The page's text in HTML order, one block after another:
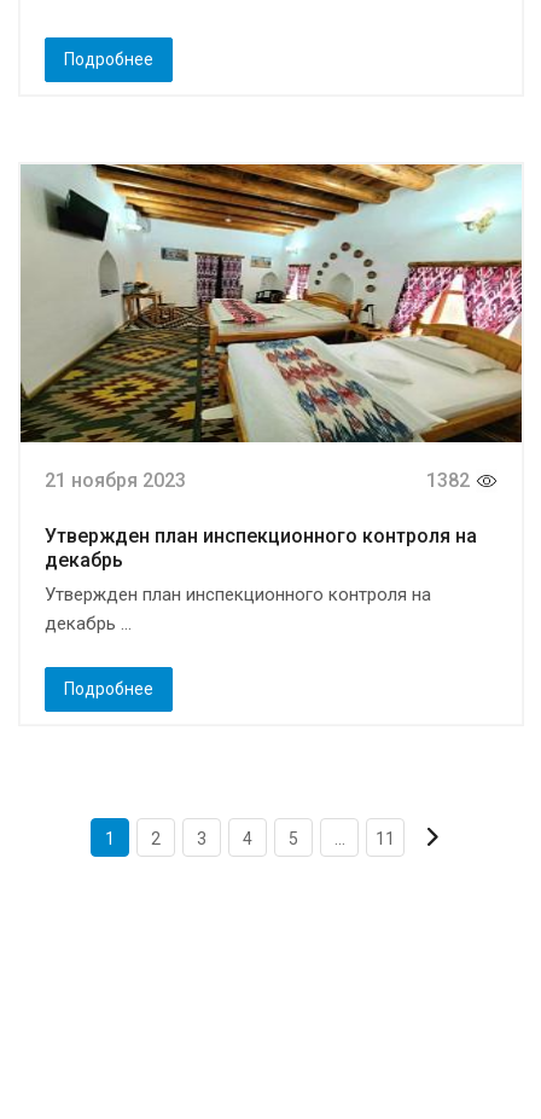
Подробнее
21 ноября 2023 1382
Утвержден плaн инспекционного контроля на
декабрь
Утвержден план инспекционного контроля на
декабрь ...
Подробнее
1 2 3 4 5 11